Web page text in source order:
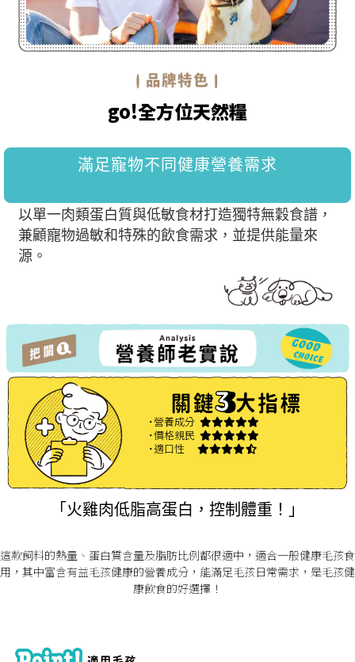
go!全方位天然糧
滿足寵物不同健康營養需求
以單一肉類蛋白質與低敏食材打造獨特無穀食譜，
兼顧寵物過敏和特殊的飲食需求，並提供能量來
源。
˙營養成分
˙價格親民
˙適口性
「火雞肉低脂高蛋白，控制體重！」
這款飼料的熱量、蛋白質含量及脂肪比例都很適中，適合一般健康毛孩食
用，其中富含有益毛孩健康的營養成分，能滿足毛孩日常需求，是毛孩健
康飲食的好選擇！